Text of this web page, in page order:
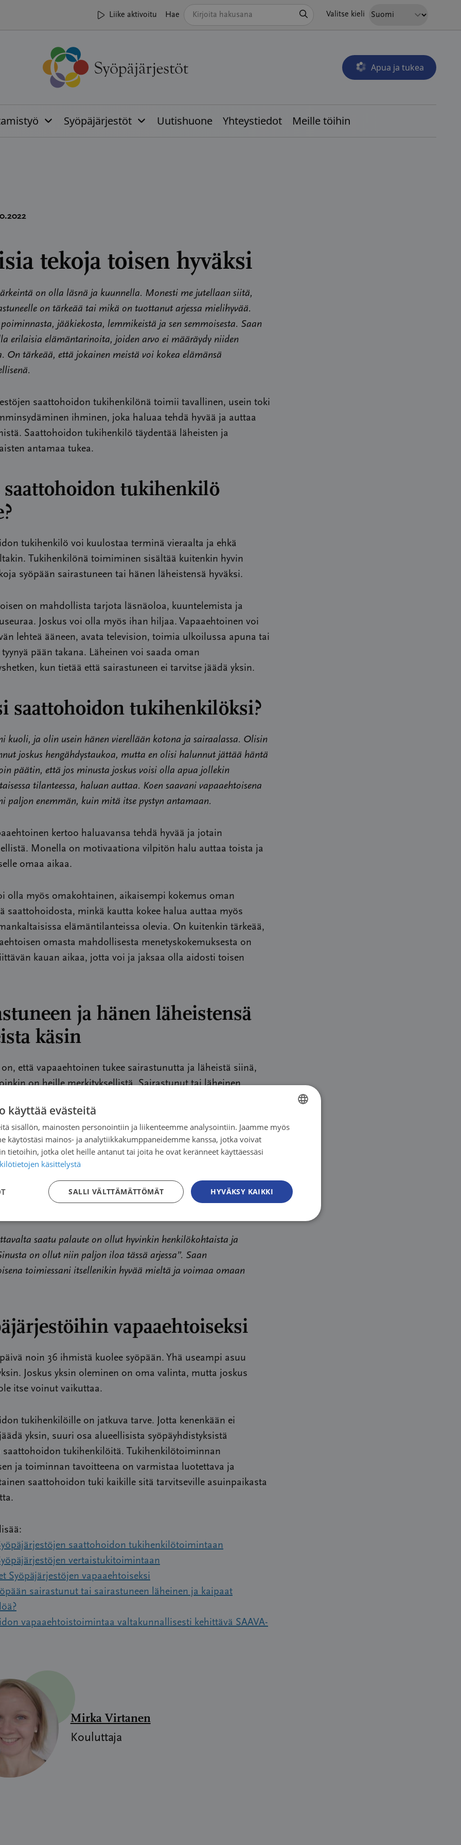
Liike aktivoitu Hae Valitse kieli
Apua ja tukea
Avautuu uudessa
Syöpäjärjestöt Uutishuone Yhteystiedot Meille töihin
tekoja toisen hyväksi
on olla läsnä ja kuunnella. Monesti me jutellaan siitä,
on tärkeää tai mikä on tuottanut arjessa mielihyvää.
jääkiekosta, lemmikeistä ja sen semmoisesta. Saan
erilaisia elämäntarinoita, joiden arvo ei määräydy niiden
On tärkeää, että jokainen meistä voi kokea elämänsä
saattohoidon tukihenkilönä toimii tavallinen, usein toki
ihminen, joka haluaa tehdä hyvää ja auttaa
Saattohoidon tukihenkilö täydentää läheisten ja
antamaa tukea.
tukihenkilö
tukihenkilö voi kuulostaa terminä vieraalta ja ehkä
Tukihenkilönä toimiminen sisältää kuitenkin hyvin
syöpään sairastuneen tai hänen läheistensä hyväksi.
on mahdollista tarjota läsnäoloa, kuuntelemista ja
Joskus voi olla myös ihan hiljaa. Vapaaehtoinen voi
lehteä ääneen, avata television, toimia ulkoilussa apuna tai
pään takana. Läheinen voi saada oman
kun tietää että sairastuneen ei tarvitse jäädä yksin.
saattohoidon tukihenkilöksi?
kuoli, ja olin usein hänen vierellään kotona ja sairaalassa. Olisin
joskus hengähdystaukoa, mutta en olisi halunnut jättää häntä
päätin, että jos minusta joskus voisi olla apua jollekin
tilanteessa, haluan auttaa. Koen saavani vapaaehtoisena
paljon enemmän, kuin mitä itse pystyn antamaan.
kertoo haluavansa tehdä hyvää ja jotain
Monella on motivaationa vilpitön halu auttaa toista ja
omaa aikaa.
olla myös omakohtainen, aikaisempi kokemus oman
saattohoidosta, minkä kautta kokee halua auttaa myös
elämäntilanteissa olevia. On kuitenkin tärkeää,
omasta mahdollisesta menetyskokemuksesta on
kauan aikaa, jotta voi ja jaksaa olla aidosti toisen
ja hänen läheistensä
käsin
on, että vapaaehtoinen tukee sairastunutta ja läheistä siinä,
on heille merkityksellistä. Sairastunut tai läheinen
on mahdollista joskus puhua myös sellaisia asioita, joista ei
tai halua puhua muiden kanssa. Joskus esimerkiksi sairastunut
kuluttaa enemmän voimia kuin asian jakaminen
saatu palaute on ollut hyvinkin henkilökohtaista ja
on ollut niin paljon iloa tässä arjessa”. Saan
toimiessani itsellenikin hyvää mieltä ja voimaa omaan
vapaaehtoiseksi
päivä noin 36 ihmistä kuolee syöpään. Yhä useampi asuu
Joskus yksin oleminen on oma valinta, mutta joskus
itse voinut vaikuttaa.
tukihenkilöille on jatkuva tarve. Jotta kenenkään ei
yksin, suuri osa alueellisista syöpäyhdistyksistä
saattohoidon tukihenkilöitä. Tukihenkilötoiminnan
ja toiminnan tavoitteena on varmistaa luotettava ja
saattohoidon tuki kaikille sitä tarvitseville asuinpaikasta
saattohoidon tukihenkilötoimintaan
vertaistukitoimintaan
Syöpäjärjestöjen vapaaehtoiseksi
sairastunut tai sairastuneen läheinen ja kaipaat
vapaaehtoistoimintaa valtakunnallisesti kehittävä SAAVA-
Mirka Virtanen
Kouluttaja
FINNISH
käyttää evästeitä
sisällön, mainosten personointiin ja liikenteemme analysointiin. Jaamme myös
käytöstäsi mainos- ja analytiikkakumppaneidemme kanssa, jotka voivat
tietoihin, jotka olet heille antanut tai joita he ovat keränneet käyttäessäsi
käsittelystä
HYVÄKSY KAIKKI
SALLI VÄLTTÄMÄTTÖMÄT